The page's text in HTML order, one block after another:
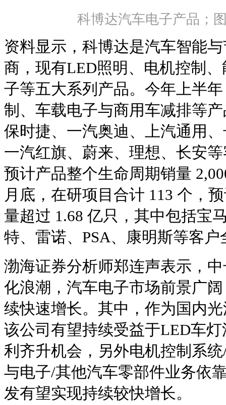
科博达汽车电子产品；
资料显示，科博达是汽车智能
商，现有LED照明、电机控制
子等五大系列产品。今年上半
制、车载电子与商用车减排等
保时捷、一汽奥迪、上汽通用
一汽红旗、蔚来、理想、长安
预计产品整个生命周期销量
月底，在研项目合计 113 个，
量超过 1.68 亿只，其中包括宝
特、雷诺、PSA、康明斯等客
渤海证券分析师郑连声表示，
化浪潮，汽车电子市场前景广
续快速增长。其中，作为国内
该公司有望持续受益于LED车
利齐升机会，另外电机控制系
与电子/其他汽车零部件业务依
发有望实现持续较快增长。